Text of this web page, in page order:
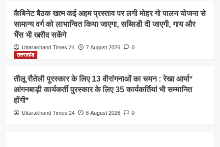
कैबिनेट बैठक खत्म कई अहम प्रस्ताव पर लगी मोहर गो पालन योजना से
सामान्य वर्ग को लाभान्वित किया जाएगा, सब्सिडी दी जाएगी, गाय और
भैंस भी खरीद सकेंगे
Uttarakhand Times 24 7 August 2026
0
उत्तराखंड
तीलू रौतेली पुरस्कार के लिए 13 वीरांगनाओं का चयन : रेखा आर्या*
आंगनबाड़ी कार्यकर्ती पुरस्कार के लिए 35 कार्यकर्तियां भी सम्मानित
होंगी*
Uttarakhand Times 24 6 August 2026 0